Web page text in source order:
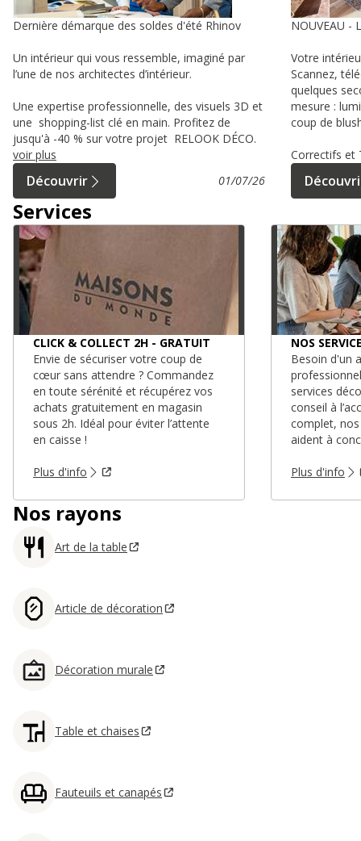
Dernière démarque des soldes d'été Rhinov
Un intérieur qui vous ressemble, imaginé par
l’une de nos architectes d’intérieur.
Une expertise professionnelle, des visuels 3D et
une shopping-list clé en main. Profitez de
jusqu'à -40 % sur votre projet RELOOK DÉCO.
voir plus
Découvrir 01/07/26
NOUVEAU -
Votre
Scannez,
quelques
mesure :
coup de
Correctifs et
Services
CLICK & COLLECT 2H - GRATUIT
Envie de sécuriser votre coup de
cœur sans attendre ? Commandez
en toute sérénité et récupérez vos
achats gratuitement en magasin
sous 2h. Idéal pour éviter l’attente
en caisse !
Plus d'info
NOS
Besoin d'un
services
conseil à
complet,
aident à
Plus d'info
Nos rayons
Art de la table
Article de décoration
Décoration murale
Table et chaises
Fauteuils et canapés